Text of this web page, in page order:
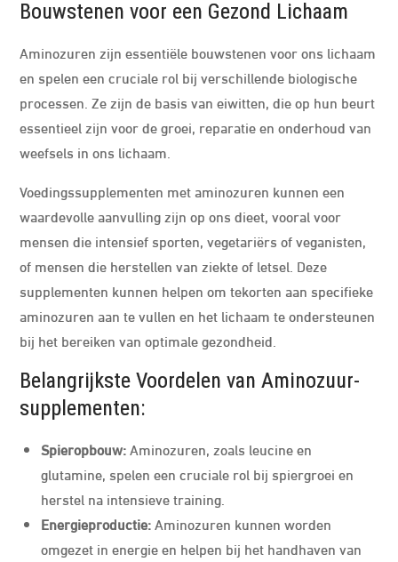
Bouwstenen voor een Gezond Lichaam
Aminozuren zijn essentiële bouwstenen voor ons lichaam
en spelen een cruciale rol bij verschillende biologische
processen. Ze zijn de basis van eiwitten, die op hun beurt
essentieel zijn voor de groei, reparatie en onderhoud van
weefsels in ons lichaam.
Voedingssupplementen met aminozuren kunnen een
waardevolle aanvulling zijn op ons dieet, vooral voor
mensen die intensief sporten, vegetariërs of veganisten,
of mensen die herstellen van ziekte of letsel. Deze
supplementen kunnen helpen om tekorten aan specifieke
aminozuren aan te vullen en het lichaam te ondersteunen
bij het bereiken van optimale gezondheid.
Belangrijkste Voordelen van Aminozuur-
supplementen:
Spieropbouw:Aminozuren, zoals leucine en
glutamine, spelen een cruciale rol bij spiergroei en
herstel na intensieve training.
Energieproductie:Aminozuren kunnen worden
omgezet in energie en helpen bij het handhaven van